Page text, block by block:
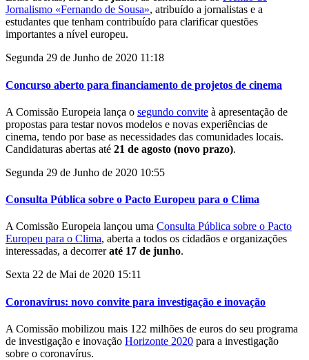
Jornalismo «Fernando de Sousa», atribuído a jornalistas e a
estudantes que tenham contribuído para clarificar questões
importantes a nível europeu.
Segunda 29 de Junho de 2020 11:18
Concurso aberto para financiamento de projetos de cinema
A Comissão Europeia lança o segundo convite à apresentação de
propostas para testar novos modelos e novas experiências de
cinema, tendo por base as necessidades das comunidades locais.
Candidaturas abertas até 21 de agosto (novo prazo).
Segunda 29 de Junho de 2020 10:55
Consulta Pública sobre o Pacto Europeu para o Clima
A Comissão Europeia lançou uma Consulta Pública sobre o Pacto
Europeu para o Clima, aberta a todos os cidadãos e organizações
interessadas, a decorreraté 17 de junho.
Sexta 22 de Mai de 2020 15:11
Coronavírus: novo convite para investigação e inovação
A Comissão mobilizou mais 122 milhões de euros do seu programa
de investigação e inovação Horizonte 2020 para a investigação
sobre o coronavírus.